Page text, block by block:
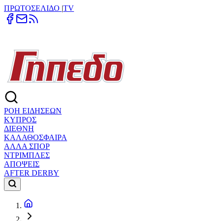
ΠΡΩΤΟΣΕΛΙΔΟ |TV
ΡΟΗ ΕΙΔΗΣΕΩΝ
ΚΥΠΡΟΣ
ΔΙΕΘΝΗ
ΚΑΛΑΘΟΣΦΑΙΡΑ
ΑΛΛΑ ΣΠΟΡ
ΝΤΡΙΜΠΛΕΣ
ΑΠΟΨΕΙΣ
AFTER DERBY